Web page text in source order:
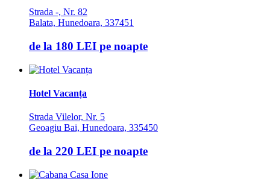
Strada -, Nr. 82
Balata, Hunedoara, 337451
de la 180 LEI pe noapte
Hotel Vacanța
Strada Vilelor, Nr. 5
Geoagiu Bai, Hunedoara, 335450
de la 220 LEI pe noapte